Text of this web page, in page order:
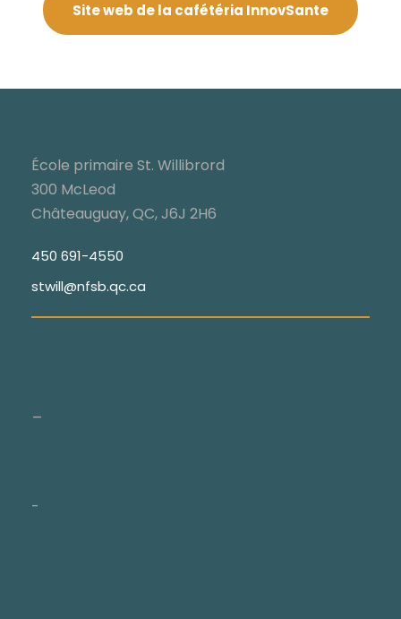
Site web de la cafétéria InnovSante
École primaire St. Willibrord
300 McLeod
Châteauguay, QC, J6J 2H6
450 691-4550
stwill@nfsb.qc.ca
-